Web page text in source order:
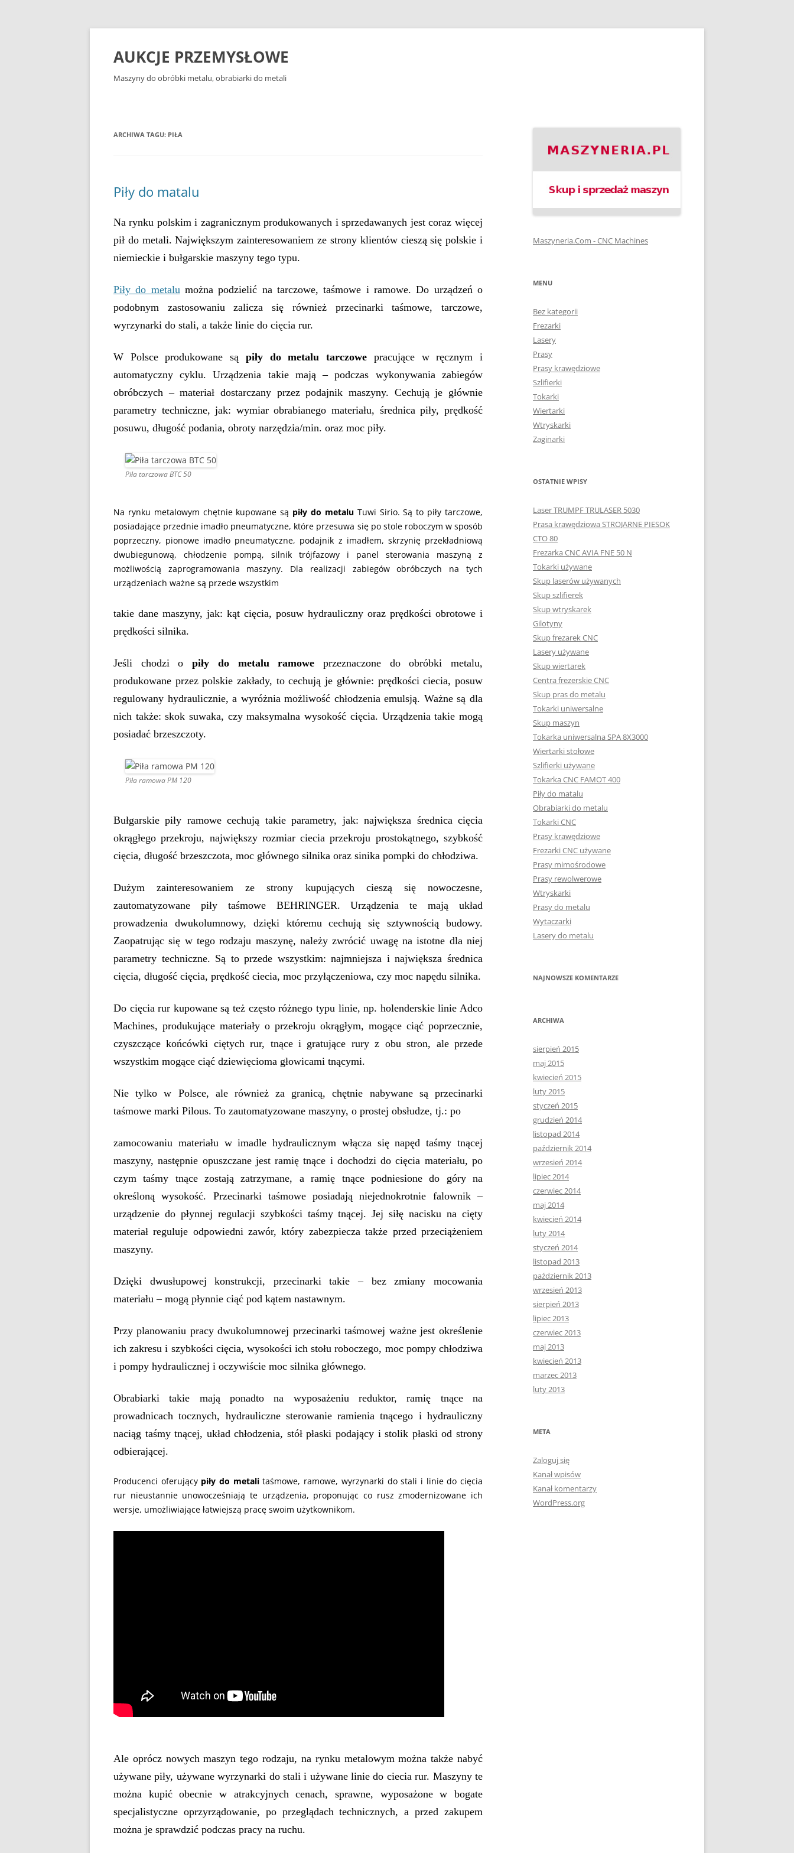
Przejdź
AUKCJE PRZEMYSŁOWE
Maszyny do obróbki metalu, obrabiarki do metali
ARCHIWA TAGU: PIŁA
Piły do matalu
Na rynku polskim i zagranicznym produkowanych i sprzedawanych jest coraz więcej
pił do metali. Największym zainteresowaniem ze strony klientów cieszą się polskie i
niemieckie i bułgarskie maszyny tego typu.
Piły do metalumożna podzielić na tarczowe, taśmowe i ramowe. Do urządzeń o
podobnym zastosowaniu zalicza się również przecinarki taśmowe, tarczowe,
wyrzynarki do stali, a także linie do cięcia rur.
W Polsce produkowane są piły do metalu tarczowe pracujące w ręcznym i
automatyczny cyklu. Urządzenia takie mają – podczas wykonywania zabiegów
obróbczych – materiał dostarczany przez podajnik maszyny. Cechują je głównie
parametry techniczne, jak: wymiar obrabianego materiału, średnica piły, prędkość
posuwu, długość podania, obroty narzędzia/min. oraz moc piły.
Piła tarczowa BTC 50
Na rynku metalowym chętnie kupowane są piły do metaluTuwi Sirio. Są to piły tarczowe,
posiadające przednie imadło pneumatyczne, które przesuwa się po stole roboczym w sposób
poprzeczny, pionowe imadło pneumatyczne, podajnik z imadłem, skrzynię przekładniową
dwubiegunową, chłodzenie pompą, silnik trójfazowy i panel sterowania maszyną z
możliwością zaprogramowania maszyny. Dla realizacji zabiegów obróbczych na tych
urządzeniach ważne są przede wszystkim
takie dane maszyny, jak: kąt cięcia, posuw hydrauliczny oraz prędkości obrotowe i
prędkości silnika.
Jeśli chodzi opiły do metalu ramowe przeznaczone do obróbki metalu,
produkowane przez polskie zakłady, to cechują je głównie: prędkości ciecia, posuw
regulowany hydraulicznie, a wyróżnia możliwość chłodzenia emulsją. Ważne są dla
nich także: skok suwaka, czy maksymalna wysokość cięcia. Urządzenia takie mogą
posiadać brzeszczoty.
Piła ramowa PM 120
Bułgarskie piły ramowe cechują takie parametry, jak: największa średnica cięcia
okrągłego przekroju, największy rozmiar ciecia przekroju prostokątnego, szybkość
cięcia, długość brzeszczota, moc głównego silnika oraz sinika pompki do chłodziwa.
Dużym zainteresowaniem ze strony kupujących cieszą się nowoczesne,
zautomatyzowane piły taśmowe BEHRINGER. Urządzenia te mają układ
prowadzenia dwukolumnowy, dzięki któremu cechują się sztywnością budowy.
Zaopatrując się w tego rodzaju maszynę, należy zwrócić uwagę na istotne dla niej
parametry techniczne. Są to przede wszystkim: najmniejsza i największa średnica
cięcia, długość cięcia, prędkość ciecia, moc przyłączeniowa, czy moc napędu silnika.
Do cięcia rur kupowane są też często różnego typu linie, np. holenderskie linie Adco
Machines, produkujące materiały o przekroju okrągłym, mogące ciąć poprzecznie,
czyszczące końcówki ciętych rur, tnące i gratujące rury z obu stron, ale przede
wszystkim mogące ciąć dziewięcioma głowicami tnącymi.
Nie tylko w Polsce, ale również za granicą, chętnie nabywane są przecinarki
taśmowe marki Pilous. To zautomatyzowane maszyny, o prostej obsłudze, tj.: po
zamocowaniu materiału w imadle hydraulicznym włącza się napęd taśmy tnącej
maszyny, następnie opuszczane jest ramię tnące i dochodzi do cięcia materiału, po
czym taśmy tnące zostają zatrzymane, a ramię tnące podniesione do góry na
określoną wysokość. Przecinarki taśmowe posiadają niejednokrotnie falownik –
urządzenie do płynnej regulacji szybkości taśmy tnącej. Jej siłę nacisku na cięty
materiał reguluje odpowiedni zawór, który zabezpiecza także przed przeciążeniem
maszyny.
Dzięki dwusłupowej konstrukcji, przecinarki takie – bez zmiany mocowania
materiału – mogą płynnie ciąć pod kątem nastawnym.
Przy planowaniu pracy dwukolumnowej przecinarki taśmowej ważne jest określenie
ich zakresu i szybkości cięcia, wysokości ich stołu roboczego, moc pompy chłodziwa
i pompy hydraulicznej i oczywiście moc silnika głównego.
Obrabiarki takie mają ponadto na wyposażeniu reduktor, ramię tnące na
prowadnicach tocznych, hydrauliczne sterowanie ramienia tnącego i hydrauliczny
naciąg taśmy tnącej, układ chłodzenia, stół płaski podający i stolik płaski od strony
odbierającej.
Producenci oferujący piły do metalitaśmowe, ramowe, wyrzynarki do stali i linie do cięcia
rur nieustannie unowocześniają te urządzenia, proponując co rusz zmodernizowane ich
wersje, umożliwiające łatwiejszą pracę swoim użytkownikom.
Ale oprócz nowych maszyn tego rodzaju, na rynku metalowym można także nabyć
używane piły, używane wyrzynarki do stali i używane linie do ciecia rur. Maszyny te
można kupić obecnie w atrakcyjnych cenach, sprawne, wyposażone w bogate
specjalistyczne oprzyrządowanie, po przeglądach technicznych, a przed zakupem
można je sprawdzić podczas pracy na ruchu.
Maszyneria.Com - CNC Machines
MENU
Bez kategorii
Frezarki
Lasery
Prasy
Prasy krawędziowe
Szlifierki
Tokarki
Wiertarki
Wtryskarki
Zaginarki
OSTATNIE WPISY
Laser TRUMPF TRULASER 5030
Prasa krawędziowa STROJARNE PIESOK
CTO 80
Frezarka CNC AVIA FNE 50 N
Tokarki używane
Skup laserów używanych
Skup szlifierek
Skup wtryskarek
Gilotyny
Skup frezarek CNC
Lasery używane
Skup wiertarek
Centra frezerskie CNC
Skup pras do metalu
Tokarki uniwersalne
Skup maszyn
Tokarka uniwersalna SPA 8X3000
Wiertarki stołowe
Szlifierki używane
Tokarka CNC FAMOT 400
Piły do matalu
Obrabiarki do metalu
Tokarki CNC
Prasy krawędziowe
Frezarki CNC używane
Prasy mimośrodowe
Prasy rewolwerowe
Wtryskarki
Prasy do metalu
Wytaczarki
Lasery do metalu
NAJNOWSZE KOMENTARZE
ARCHIWA
sierpień 2015
maj 2015
kwiecień 2015
luty 2015
styczeń 2015
grudzień 2014
listopad 2014
październik 2014
wrzesień 2014
lipiec 2014
czerwiec 2014
maj 2014
kwiecień 2014
luty 2014
styczeń 2014
listopad 2013
październik 2013
wrzesień 2013
sierpień 2013
lipiec 2013
czerwiec 2013
maj 2013
kwiecień 2013
marzec 2013
luty 2013
META
Zaloguj się
Kanał wpisów
Kanał komentarzy
WordPress.org